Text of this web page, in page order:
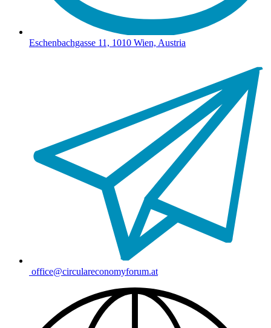
Eschenbachgasse 11, 1010 Wien, Austria
office@circulareconomyforum.at